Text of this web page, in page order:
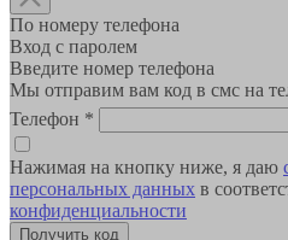
По номеру телефона
Вход с паролем
Введите номер телефона
Мы отправим вам код в смс на
Телефон *
Нажимая на кнопку ниже, я даю
персональных данных в
конфиденциальности